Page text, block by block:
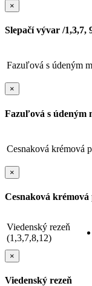
×
Slepačí vývar /1,3,7,
Fazuľová s údeným
×
Fazuľová s údeným
Cesnaková krémová
×
Cesnaková krémová
Viedenský rezeň
(1,3,7,8,12)
×
Viedenský rezeň